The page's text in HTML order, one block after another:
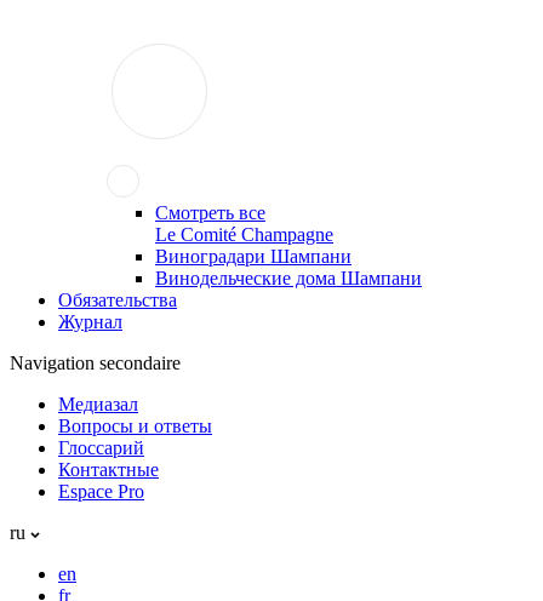
Смотреть все
Le Comité Champagne
Виноградари Шампани
Винодельческие дома Шампани
Обязательства
Журнал
Navigation secondaire
Медиазал
Вопросы и ответы
Глоссарий
Контактные
Espace Pro
ru
en
fr